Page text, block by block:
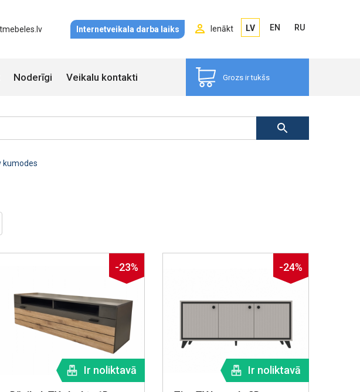
Internetveikala darba laiks Ienākt LV EN RU
Noderīgi Veikalu kontakti Grozs ir tukšs
kumodes
-23%
Ir noliktavā
-24%
Ir noliktavā